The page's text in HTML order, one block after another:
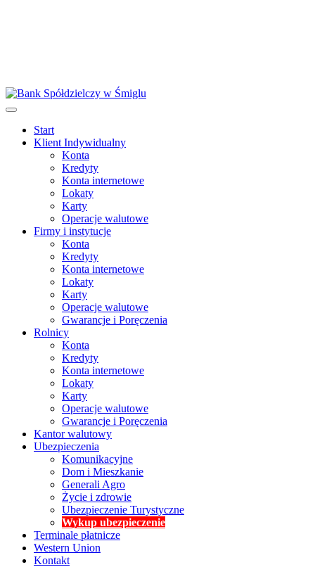
Start
Klient Indywidualny
Konta
Kredyty
Konta internetowe
Lokaty
Karty
Operacje walutowe
Firmy i instytucje
Konta
Kredyty
Konta internetowe
Lokaty
Karty
Operacje walutowe
Gwarancje i Poręczenia
Rolnicy
Konta
Kredyty
Konta internetowe
Lokaty
Karty
Operacje walutowe
Gwarancje i Poręczenia
Kantor walutowy
Ubezpieczenia
Komunikacyjne
Dom i Mieszkanie
Generali Agro
Życie i zdrowie
Ubezpieczenie Turystyczne
Wykup ubezpieczenie
Terminale płatnicze
Western Union
Kontakt